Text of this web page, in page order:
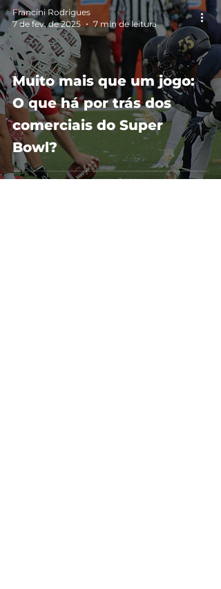
Muito mais que um jogo:
O que há por trás dos
comerciais do Super
Bowl?
Francini Rodrigues
7 de fev. de 2025
7 min de leitura